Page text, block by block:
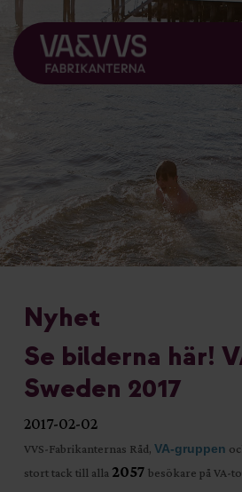
Nyhet
Se bilderna här!
Sweden 2017
2017-02-02
VVS-Fabrikanternas Råd, VA-gruppen
stort tack till alla 2057 besökare på VA-